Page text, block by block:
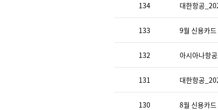
134 대한항공
133 9월 신용카
132 아시아나항
131 대한항공
130 8월 신용카